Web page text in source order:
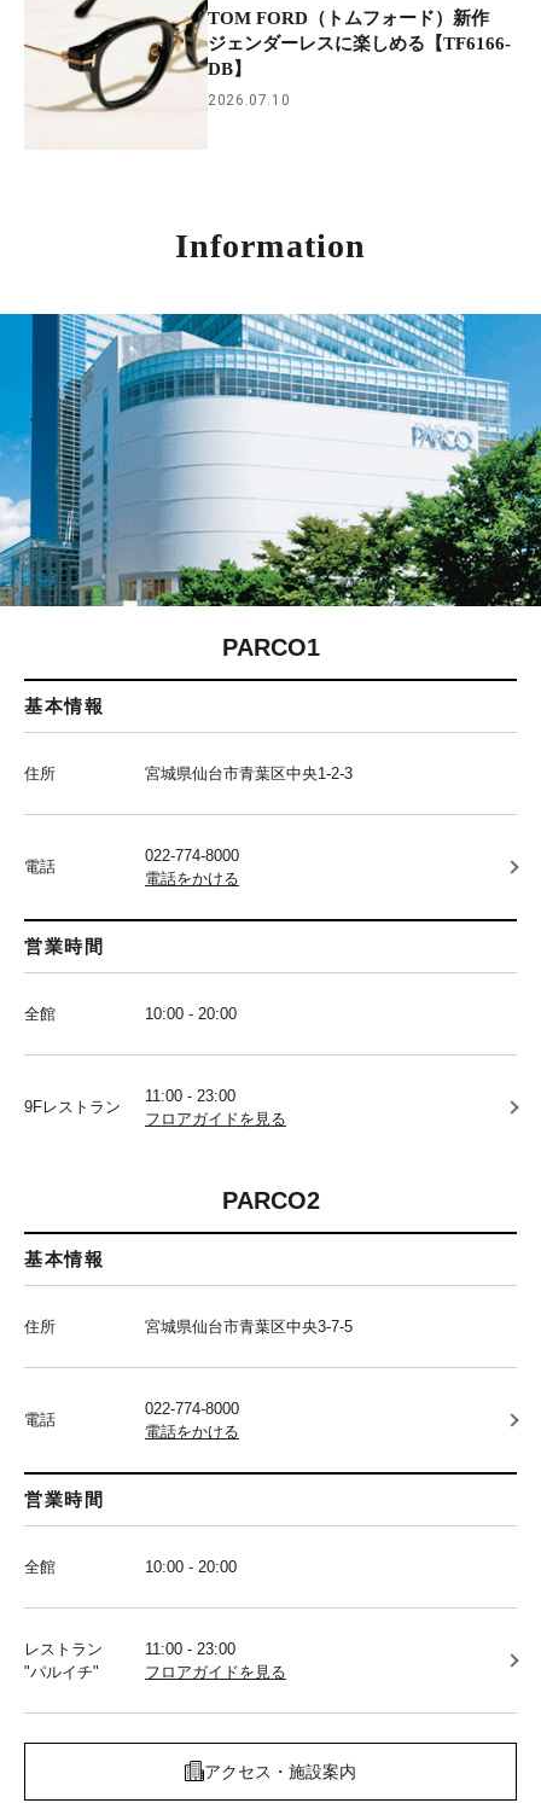
TOM FORD（トムフォード）新作
ジェンダーレスに楽しめる【TF6166-
DB】
2026.07.10
Information
PARCO1
基本情報
住所 宮城県仙台市青葉区中央1-2-3
電話
022-774-8000
電話をかける
営業時間
全館 10:00 - 20:00
9Fレストラン
11:00 - 23:00
フロアガイドを見る
PARCO2
基本情報
住所 宮城県仙台市青葉区中央3-7-5
電話
022-774-8000
電話をかける
営業時間
全館 10:00 - 20:00
レストラン
"パルイチ"
11:00 - 23:00
フロアガイドを見る
アクセス・施設案内